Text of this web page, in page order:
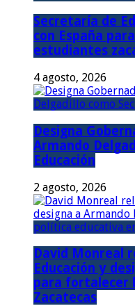
Secretaría de
con España
estudiantes
4 agosto, 2026
Designa
Armando
Educación
2 agosto, 2026
David Monreal
Educación y
para fortalecer
Zacatecas